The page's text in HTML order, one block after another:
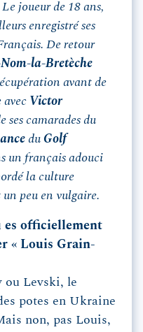
joueur de 18 ans,
enregistré ses
De retour
la-Bretèche
avant de
avec Victor
ses camarades du
du Golf
un français adouci
la culture
peu en vulgaire.
es officiellement
« Louis Grain-
ou Levski, le
potes en Ukraine
non, pas Louis,